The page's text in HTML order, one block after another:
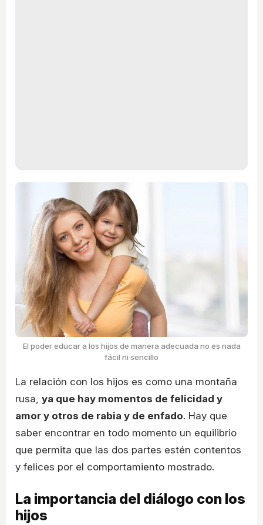
El poder educar a los hijos de manera adecuada no es nada
fácil ni sencillo
La relación con los hijos es como una montaña
rusa, ya que hay momentos de felicidad y
amor y otros de rabia y de enfado. Hay que
saber encontrar en todo momento un equilibrio
que permita que las dos partes estén contentos
y felices por el comportamiento mostrado.
La importancia del diálogo con los
hijos